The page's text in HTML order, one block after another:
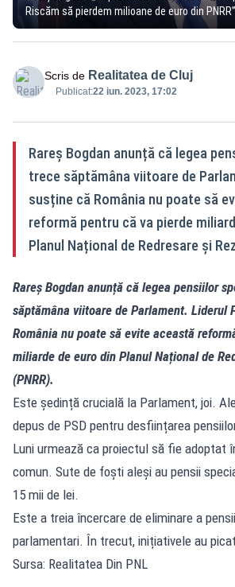
Riscăm să pierdem milioane de euro din PNRR”
Scris de Realitatea de Cluj
Publicat:22 iun. 2023, 17:02
Rareș Bogdan anunță că legea
trece săptămâna viitoare de
susține că România nu poate să
reformă pentru că va pierde
Planul Național de Redresare și
Rareș Bogdan anunță că legea pensiilor
săptămâna viitoare de Parlament. Liderul
România nu poate să evite această
miliarde de euro din Planul Național de
(PNRR).
Este ședință crucială la Parlament, joi.
depus de PSD pentru desființarea
Luni urmează ca proiectul să fie adoptat
comun. Sute de foști aleși au pensii
15 mii de lei.
Este a treia încercare de eliminare a
parlamentari. În trecut, inițiativele au picat
Sursa: Realitatea Din PNL